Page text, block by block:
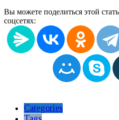
Вы можете поделиться этой
соцсетях:
Categories